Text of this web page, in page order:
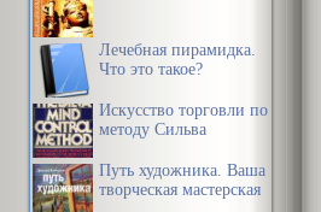
Лечебная пирамидка.
Что это такое?
Искусство торговли по
методу Сильва
Путь художника. Ваша
творческая мастерская